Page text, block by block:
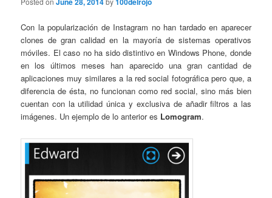
Con la popularización de Instagram no han tardado en aparecer
clones de gran calidad en la mayoría de sistemas operativos
móviles. El caso no ha sido distintivo en Windows Phone, donde
en los últimos meses han aparecido una gran cantidad de
aplicaciones muy similares a la red social fotográfica pero que, a
diferencia de ésta, no funcionan como red social, sino más bien
cuentan con la utilidad única y exclusiva de añadir filtros a las
imágenes. Un ejemplo de lo anterior es Lomogram.